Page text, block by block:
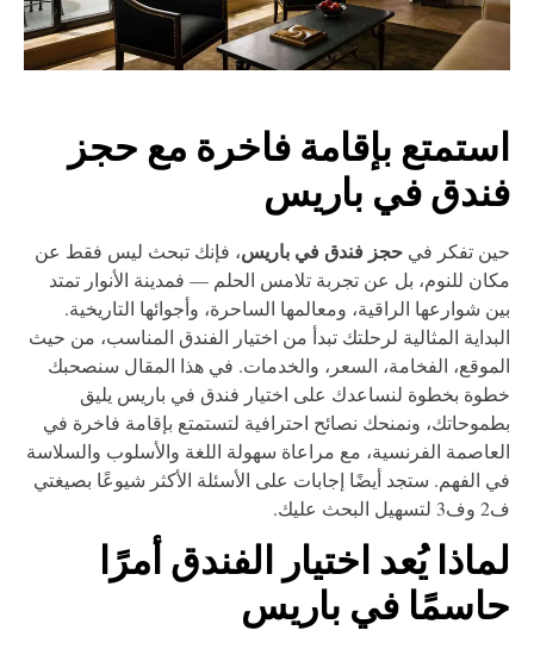
بإقامة فاخرة مع حجز
في باريس
تفكر في حجز فندق في باريس، فإنك تبحث ليس فقط عن
للنوم، بل عن تجربة تلامس الحلم — فمدينة الأنوار تمتد
شوارعها الراقية، ومعالمها الساحرة، وأجوائها التاريخية.
المثالية لرحلتك تبدأ من اختيار الفندق المناسب، من حيث
الفخامة، السعر، والخدمات. في هذا المقال سنصحبك
بخطوة لنساعدك على اختيار فندق في باريس يليق
ونمنحك نصائح احترافية لتستمتع بإقامة فاخرة في
الفرنسية، مع مراعاة سهولة اللغة والأسلوب والسلاسة
الفهم. ستجد أيضًا إجابات على الأسئلة الأكثر شيوعًا بصيغتي
يُعد اختيار الفندق أمرًا
في باريس